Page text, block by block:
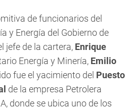
de funcionarios del
y Energía del Gobierno de
jefe de la cartera, Enrique
Energía y Minería, Emilio
fue el yacimiento del Puesto
de la empresa Petrolera
donde se ubica uno de los